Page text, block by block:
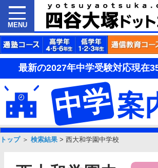
MENU
最新の2027年中学受験対応現在
中学案
トップ＞ 検索結果 > 西大和学園中学校